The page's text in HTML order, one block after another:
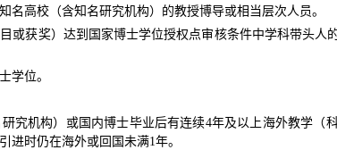
名高校（含知名研究机构）的教授博导或相当层次人员。
或获奖）达到国家博士学位授权点审核条件中学科带头人
学位。
究机构）或国内博士毕业后有连续4年及以上海外教学（
进时仍在海外或回国未满1年。